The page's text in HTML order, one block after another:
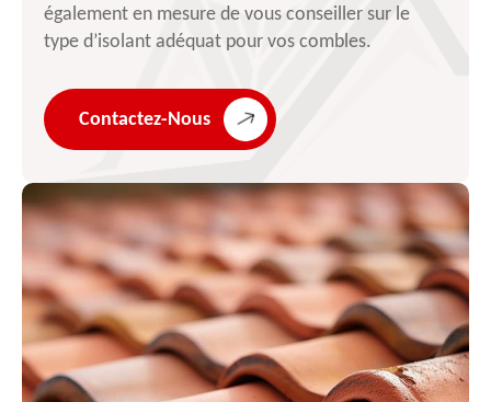
également en mesure de vous conseiller sur le
type d’isolant adéquat pour vos combles.
Contactez-Nous